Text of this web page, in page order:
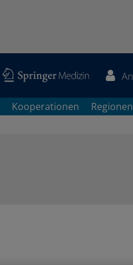
Kooperationen Regionen